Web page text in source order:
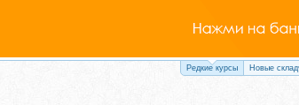
Редкие курсы Новые